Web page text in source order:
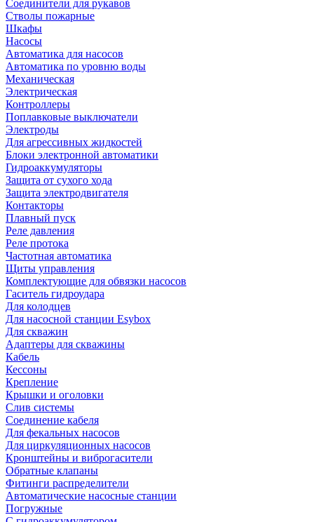
Соединители для рукавов
Стволы пожарные
Шкафы
Насосы
Автоматика для насосов
Автоматика по уровню воды
Механическая
Электрическая
Контроллеры
Поплавковые выключатели
Электроды
Для агрессивных жидкостей
Блоки электронной автоматики
Гидроаккумуляторы
Защита от сухого хода
Защита электродвигателя
Контакторы
Плавный пуск
Реле давления
Реле протока
Частотная автоматика
Щиты управления
Комплектующие для обвязки насосов
Гаситель гидроудара
Для колодцев
Для насосной станции Esybox
Для скважин
Адаптеры для скважины
Кабель
Кессоны
Крепление
Крышки и оголовки
Слив системы
Соединение кабеля
Для фекальных насосов
Для циркуляционных насосов
Кронштейны и виброгасители
Обратные клапаны
Фитинги распределители
Автоматические насосные станции
Погружные